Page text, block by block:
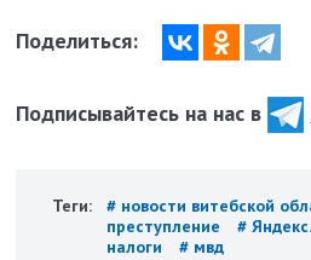
Поделиться:
Подписывайтесь на нас в
Теги: # новости витебской
преступление
#
налоги
# мвд